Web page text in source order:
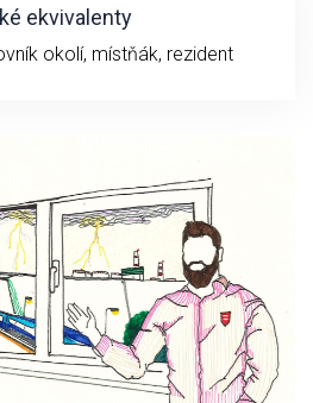
ekvivalenty
okolí, místňák, rezident